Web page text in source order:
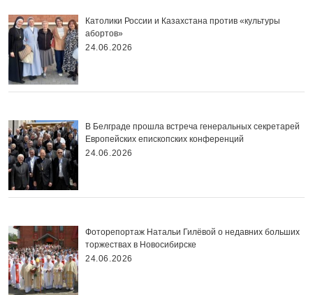
Католики России и Казахстана против «культуры
абортов»
24.06.2026
В Белграде прошла встреча генеральных секретарей
Европейских епископских конференций
24.06.2026
Фоторепортаж Натальи Гилёвой о недавних больших
торжествах в Новосибирске
24.06.2026